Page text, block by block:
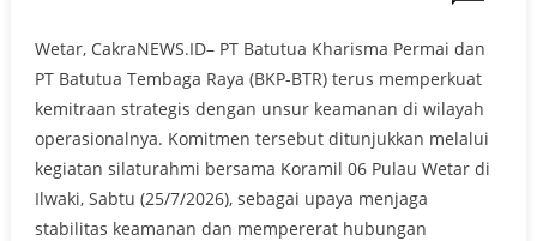
Wetar, CakraNEWS.ID– PT Batutua Kharisma Permai dan
PT Batutua Tembaga Raya (BKP-BTR) terus memperkuat
kemitraan strategis dengan unsur keamanan di wilayah
operasionalnya. Komitmen tersebut ditunjukkan melalui
kegiatan silaturahmi bersama Koramil 06 Pulau Wetar di
Ilwaki, Sabtu (25/7/2026), sebagai upaya menjaga
stabilitas keamanan dan mempererat hubungan